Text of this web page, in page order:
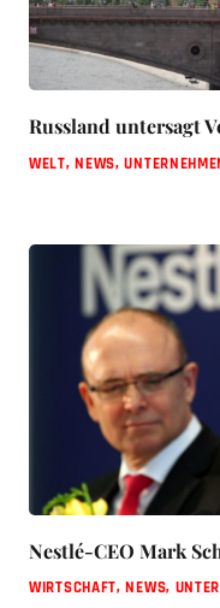
Russland untersagt
WELT,NEWS,
Nestlé-CEO Mark
WIRTSCHAFT,NEWS,